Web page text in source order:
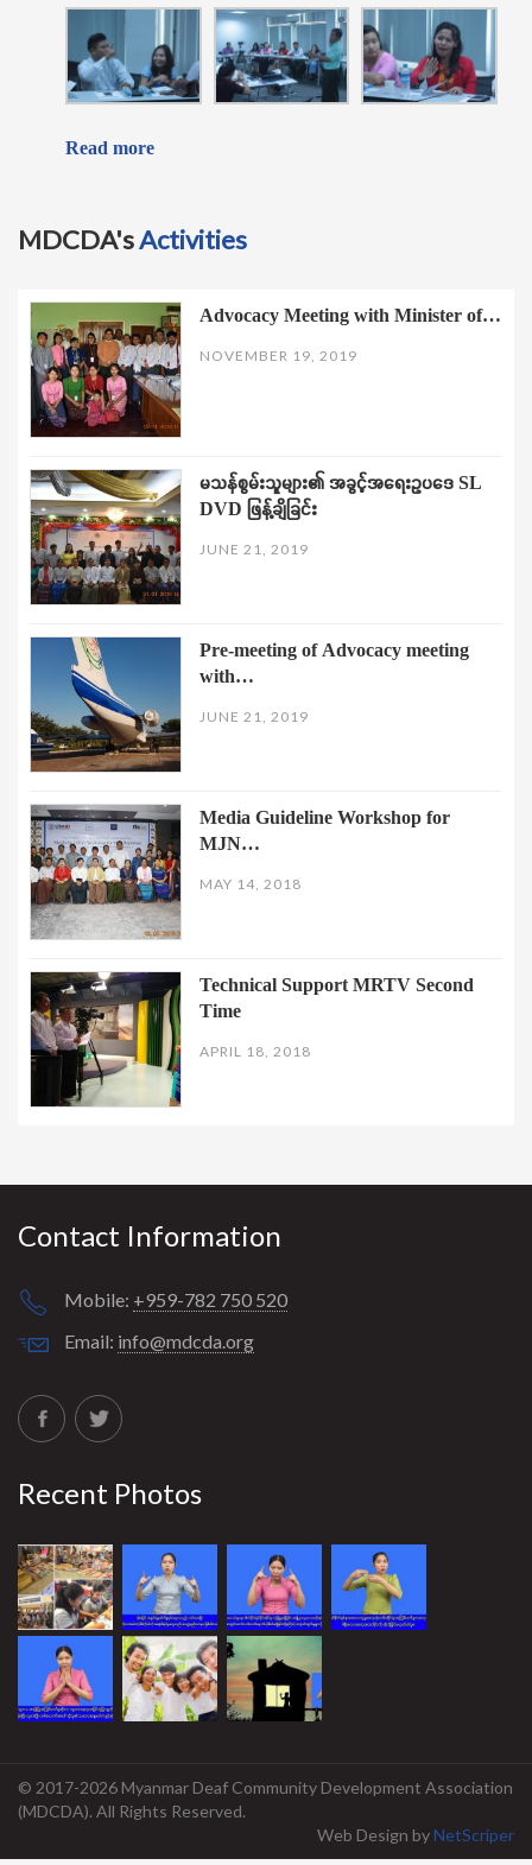
Read more
MDCDA'sActivities
Advocacy Meeting with Minister of…
NOVEMBER 19, 2019
မသန်စွမ်းသူများ၏ အခွင့်အရေးဥပဒေ SL
DVD ဖြန့်ချိခြင်း
JUNE 21, 2019
Pre-meeting of Advocacy meeting
with…
JUNE 21, 2019
Media Guideline Workshop for
MJN…
MAY 14, 2018
Technical Support MRTV Second
Time
APRIL 18, 2018
Contact Information
Mobile: +959-782 750 520
Email: info@mdcda.org
Recent Photos
© 2017-2026 Myanmar Deaf Community Development Association
(MDCDA). All Rights Reserved.
Web Design byNetScriper